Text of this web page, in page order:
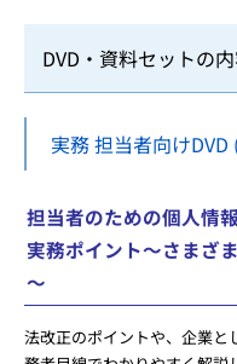
DVD・資料セットの
実務 担当者向けDVD
担当者のための個人情
実務ポイント～さまざ
～
法改正のポイントや、企業